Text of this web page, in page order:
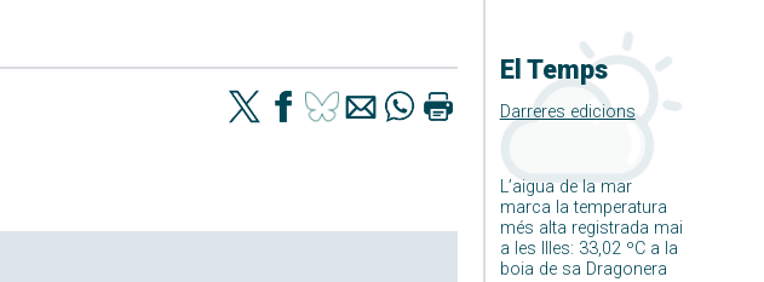
El Temps
Darreres edicions
L’aigua de la mar
marca la temperatura
més alta registrada mai
a les Illes: 33,02 ºC a la
boia de sa Dragonera